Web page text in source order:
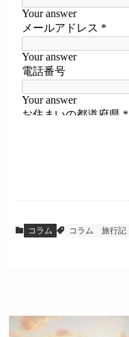
コラム コラム 旅行記